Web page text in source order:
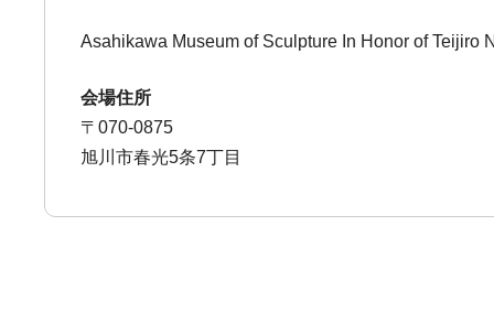
Asahikawa Museum of Sculpture In Honor of Teijiro
会場住所
〒070-0875
旭川市春光5条7丁目